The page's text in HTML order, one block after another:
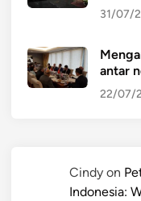
31/07/
antar
22/07/
Cindy on
Indonesia: